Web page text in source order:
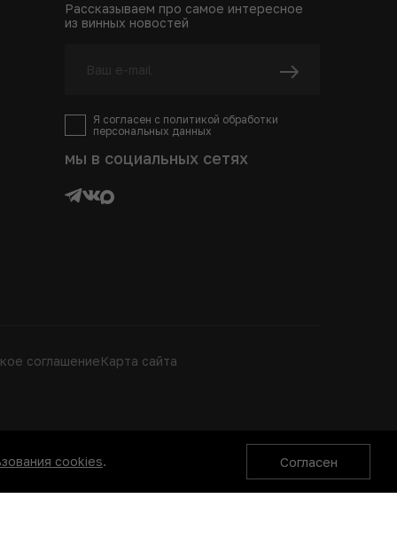
Рассказываем про самое интересное
из винных новостей
Я согласен с политикой обработки
персональных данных
мы в социальных сетях
соглашениеКарта сайта
cookies. Согласен